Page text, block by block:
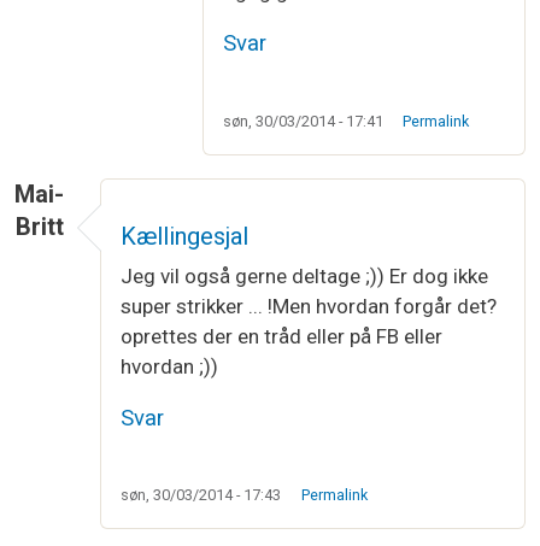
Svar
søn, 30/03/2014 - 17:41 Permalink
Mai-
Britt
Kællingesjal
Jeg vil også gerne deltage ;)) Er dog ikke
super strikker ... !Men hvordan forgår det?
oprettes der en tråd eller på FB eller
hvordan ;))
Svar
søn, 30/03/2014 - 17:43 Permalink